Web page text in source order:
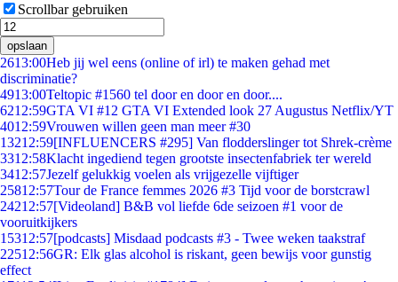
Scrollbar gebruiken
opslaan
2613:00Heb jij wel eens (online of irl) te maken gehad met
discriminatie?
4913:00Teltopic #1560 tel door en door en door....
6212:59GTA VI #12 GTA VI Extended look 27 Augustus Netflix/YT
4012:59Vrouwen willen geen man meer #30
13212:59[INFLUENCERS #295] Van flodderslinger tot Shrek-crème
3312:58Klacht ingediend tegen grootste insectenfabriek ter wereld
3412:57Jezelf gelukkig voelen als vrijgezelle vijftiger
25812:57Tour de France femmes 2026 #3 Tijd voor de borstcrawl
24212:57[Videoland] B&B vol liefde 6de seizoen #1 voor de
vooruitkijkers
15312:57[podcasts] Misdaad podcasts #3 - Twee weken taakstraf
22512:56GR: Elk glas alcohol is riskant, geen bewijs voor gunstig
effect